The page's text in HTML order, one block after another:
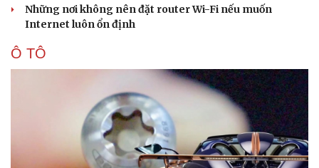
Âm nhạc
Di sản
Sao Việt
Những nơi không nên đặt router Wi-Fi nếu muốn
Internet luôn ổn định
Ô TÔ